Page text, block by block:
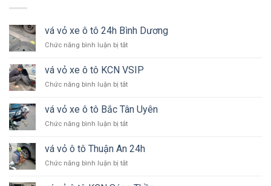
vá vỏ xe ô tô 24h Bình Dương
Chức năng bình luận bị tắtở
vỏ
xe
ô
24h
Dương
vá vỏ xe ô tô KCN VSIP
Chức năng bình luận bị tắtở
vỏ
xe
ô
KCN
vá vỏ xe ô tô Bắc Tân Uyên
Chức năng bình luận bị tắtở
vỏ
xe
ô
vá vỏ ô tô Thuận An 24h
Chức năng bình luận bị tắtở